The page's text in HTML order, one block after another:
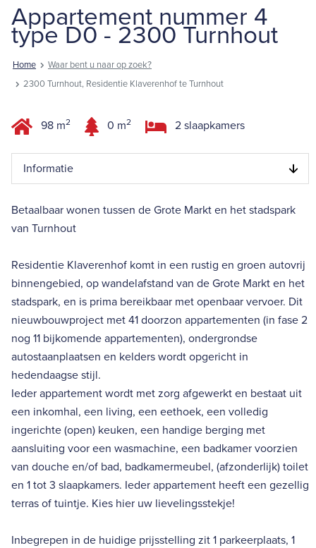
Appartement nummer 4
type D0 - 2300 Turnhout
Home
Waar bent u naar op zoek?
2300 Turnhout, Residentie Klaverenhof te Turnhout
98 m2 0 m2 2 slaapkamers
Informatie
Betaalbaar wonen tussen de Grote Markt en het stadspark
van Turnhout
Residentie Klaverenhof komt in een rustig en groen autovrij
binnengebied, op wandelafstand van de Grote Markt en het
stadspark, en is prima bereikbaar met openbaar vervoer. Dit
nieuwbouwproject met 41 doorzon appartementen (in fase 2
nog 11 bijkomende appartementen), ondergrondse
autostaanplaatsen en kelders wordt opgericht in
hedendaagse stijl.
Ieder appartement wordt met zorg afgewerkt en bestaat uit
een inkomhal, een living, een eethoek, een volledig
ingerichte (open) keuken, een handige berging met
aansluiting voor een wasmachine, een badkamer voorzien
van douche en/of bad, badkamermeubel, (afzonderlijk) toilet
en 1 tot 3 slaapkamers. Ieder appartement heeft een gezellig
terras of tuintje. Kies hier uw lievelingsstekje!
Inbegrepen in de huidige prijsstelling zit 1 parkeerplaats, 1